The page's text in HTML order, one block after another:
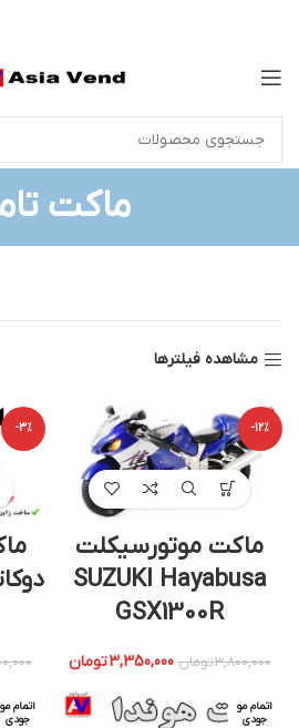
ماکت
مشاهده فیلترها
-12%
ماکت موتورسیکلت
SUZUKI Hayabusa
GSX1300R
3,800,000تومان 3,350,000تومان
-3%
اتمام مو
جودی
اتمام مو
جودی